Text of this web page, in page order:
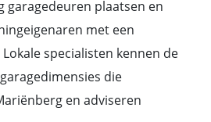
garagedeuren plaatsen en
met een
specialisten kennen de
die
en adviseren